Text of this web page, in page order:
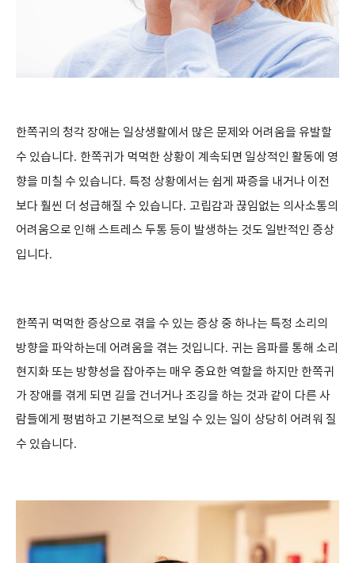
한쪽귀의 청각 장애는 일상생활에서 많은 문제와 어려움을 유발할
수 있습니다. 한쪽귀가 먹먹한 상황이 계속되면 일상적인 활동에 영
향을 미칠 수 있습니다. 특정 상황에서는 쉽게 짜증을 내거나 이전
보다 훨씬 더 성급해질 수 있습니다. 고립감과 끊임없는 의사소통의
어려움으로 인해 스트레스 두통 등이 발생하는 것도 일반적인 증상
입니다.
한쪽귀 먹먹한 증상으로 겪을 수 있는 증상 중 하나는 특정 소리의
방향을 파악하는데 어려움을 겪는 것입니다. 귀는 음파를 통해 소리
현지화 또는 방향성을 잡아주는 매우 중요한 역할을 하지만 한쪽귀
가 장애를 겪게 되면 길을 건너거나 조깅을 하는 것과 같이 다른 사
람들에게 평범하고 기본적으로 보일 수 있는 일이 상당히 어려워 질
수 있습니다.